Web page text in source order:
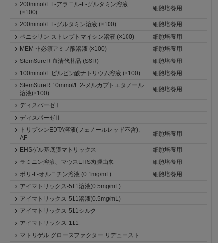
200mmol/L L-アラニル-L-グルタミン溶液
(×100)
細胞培養用
200mmol/L L-グルタミン溶液 (×100)
細胞培養用
ペニシリン-ストレプトマイシン溶液 (×100)
細胞培養用
MEM 非必須アミノ酸溶液 (×100)
細胞培養用
StemSureR 血清代替品 (SSR)
細胞培養用
100mmol/L ピルビン酸ナトリウム溶液 (×100)
細胞培養用
StemSureR 10mmol/L 2-メルカプトエタノール
溶液(×100)
細胞培養用
ディスパーゼⅠ
ディスパーゼⅡ
トリプシンEDTA溶液(フェノールレッド不含),
AF
細胞培養用
EHSゲル基底膜マトリックス
細胞培養用
ラミニン溶液、マウスEHS肉腫由来
細胞培養用
ポリ-L-オルニチン溶液 (0.1mg/mL)
細胞培養用
アイマトリックス-511溶液(0.5mg/mL)
アイマトリックス-511溶液(0.5mg/mL)
アイマトリックス-511シルク
アイマトリックス-111
マトリゲル グロースファクター リデュースト